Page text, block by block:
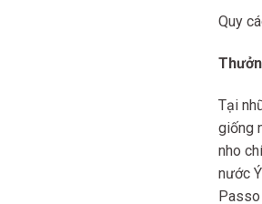
Quy
Tại
giống
nho
nước